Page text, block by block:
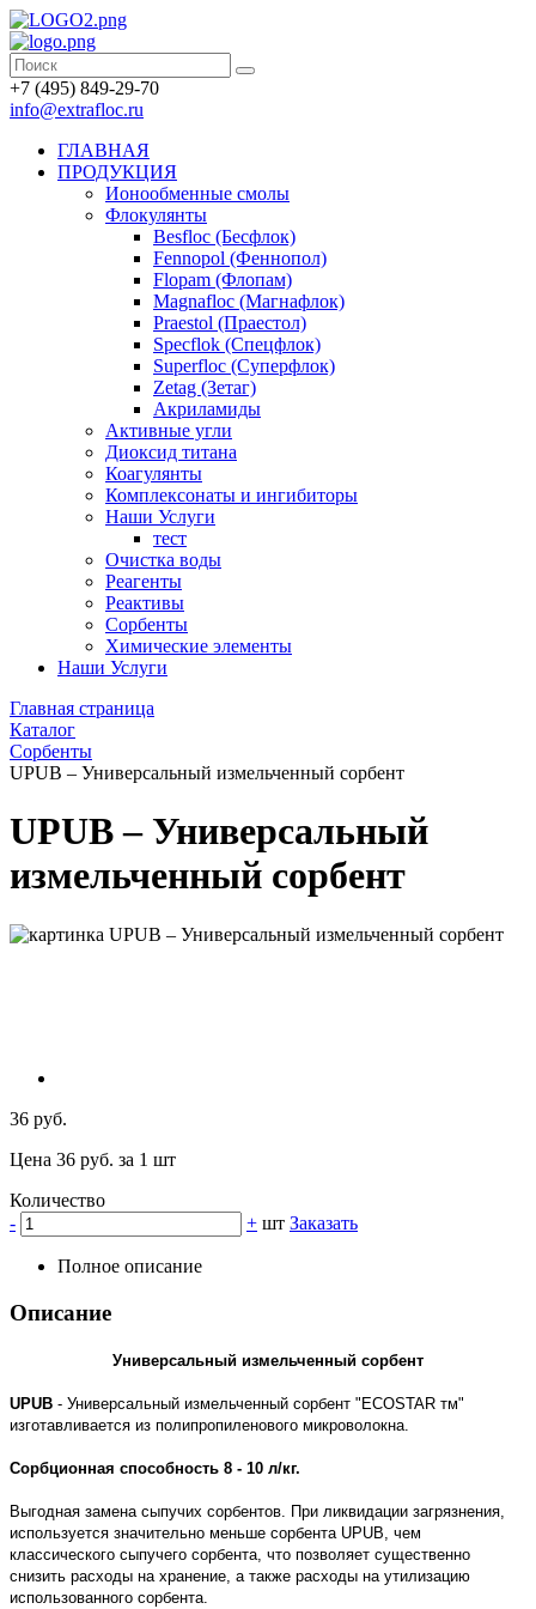
+7 (495) 849-29-70
info@extrafloc.ru
ГЛАВНАЯ
ПРОДУКЦИЯ
Ионообменные смолы
Флокулянты
Besfloc (Бесфлок)
Fennopol (Феннопол)
Flopam (Флопам)
Magnafloc (Магнафлок)
Praestol (Праестол)
Specflok (Спецфлок)
Superfloc (Суперфлок)
Zetag (Зетаг)
Акриламиды
Активные угли
Диоксид титана
Коагулянты
Комплексонаты и ингибиторы
Наши Услуги
тест
Очистка воды
Реагенты
Реактивы
Сорбенты
Химические элементы
Наши Услуги
Главная страница
Каталог
Сорбенты
UPUB – Универсальный измельченный сорбент
UPUB – Универсальный
измельченный сорбент
36 руб.
Цена 36 руб. за 1 шт
Количество
-
+ шт Заказать
Полное описание
Описание
Универсальный измельченный сорбент
UPUB - Универсальный измельченный сорбент "ECOSTAR тм"
изготавливается из полипропиленового микроволокна.
Сорбционная способность 8 - 10 л/кг.
Выгодная замена сыпучих сорбентов. При ликвидации загрязнения,
используется значительно меньше сорбента UPUB, чем
классического сыпучего сорбента, что позволяет существенно
снизить расходы на хранение, а также расходы на утилизацию
использованного сорбента.